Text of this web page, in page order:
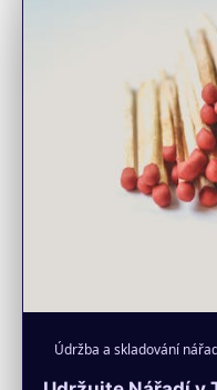
Údržba a skladování